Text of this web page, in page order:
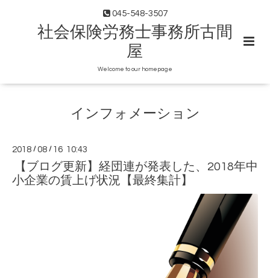
045-548-3507
社会保険労務士事務所古間
屋
Welcome to our homepage
インフォメーション
2018 /08 / 16 10:43
【ブログ更新】経団連が発表した、2018年中
小企業の賃上げ状況【最終集計】